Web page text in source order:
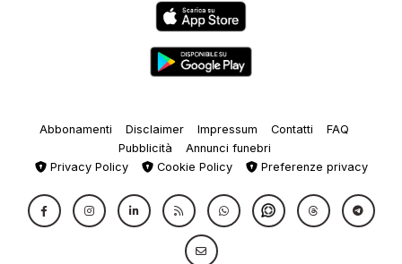
Abbonamenti Disclaimer Impressum Contatti
FAQ
Pubblicità
Annunci funebri
Privacy Policy
Cookie Policy Preferenze privacy